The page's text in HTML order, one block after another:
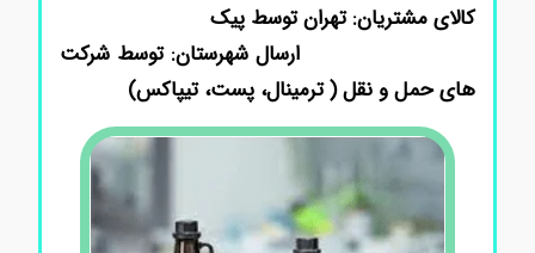
کالای مشتریان: تهران توسط پیک
ارسال شهرستان: توسط شرکت
های حمل و نقل ( ترمینال، پست، تیپاکس)